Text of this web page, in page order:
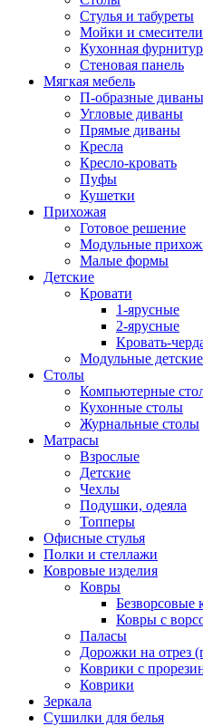
Стулья и табуреты
Мойки и смесители
Кухонная
Стеновая панель
Мягкая мебель
П-образные диваны
Угловые диваны
Прямые диваны
Кресла
Кресло-кровать
Пуфы
Кушетки
Прихожая
Готовое решение
Модульные
Малые формы
Детские
Кровати
1-ярусные
2-ярусные
Кровать-
Модульные детские
Столы
Компьютерные
Кухонные столы
Журнальные столы
Матрасы
Взрослые
Детские
Чехлы
Подушки, одеяла
Топперы
Офисные стулья
Полки и стеллажи
Ковровые изделия
Ковры
Ковры с
Паласы
Дорожки на отрез
Коврики с
Коврики
Зеркала
Сушилки для белья